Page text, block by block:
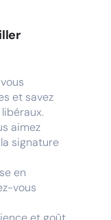
et savez
aimez
signature
en
vous